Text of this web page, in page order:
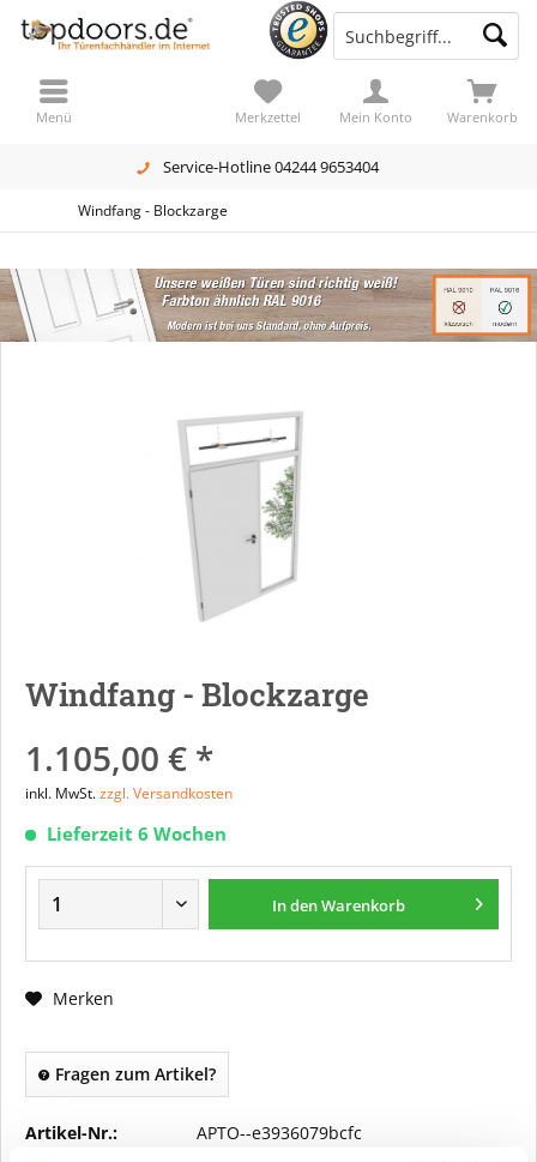
Service-Hotline 04244 9653404
Warenkorb
Merkzettel Mein Konto
Menü
Windfang - Blockzarge
Windfang - Blockzarge
1.105,00 € *
inkl. MwSt.zzgl. Versandkosten
Lieferzeit 6 Wochen
In denWarenkorb
Merken
Fragen zum Artikel?
Artikel-Nr.: APTO--e3936079bcfc